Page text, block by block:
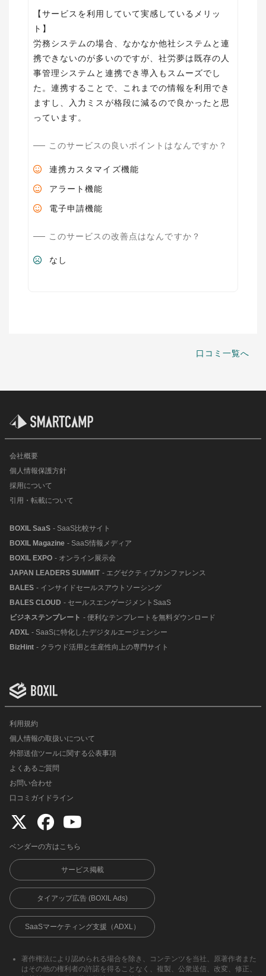
【サービスを利用していて実感しているメリッ
ト】
労務システムの場合、なかなか他社システムと連
携できないのが多いのですが、社労夢は既存の人
事管理システムと連携でき導入もスムーズでし
た。連携することで、これまでの情報を利用でき
ますし、入力ミスが格段に減るので良かったと思
っています。
このサービスの良いポイントはなんですか？
連携カスタマイズ機能
アラート機能
電子申請機能
このサービスの改善点はなんですか？
なし
口コミ一覧へ
会社概要
個人情報保護方針
採用について
引用・転載について
BOXIL SaaS - SaaS比較サイト
BOXIL Magazine - SaaS情報メディア
BOXIL EXPO - オンライン展示会
JAPAN LEADERS SUMMIT - エグゼクティブカンファレンス
BALES - インサイドセールスアウトソーシング
BALES CLOUD - セールスエンゲージメントSaaS
ビジネステンプレート - 便利なテンプレートを無料ダウンロード
ADXL - SaaSに特化したデジタルエージェンシー
BizHint - クラウド活用と生産性向上の専門サイト
利用規約
個人情報の取扱いについて
外部送信ツールに関する公表事項
よくあるご質問
お問い合わせ
口コミガイドライン
ベンダーの方はこちら
サービス掲載
タイアップ広告 (BOXIL Ads)
SaaSマーケティング支援（ADXL）
著作権法により認められる場合を除き、コンテンツを当社、原著作者また
はその他の権利者の許諾を得ることなく、複製、公衆送信、改変、修正、